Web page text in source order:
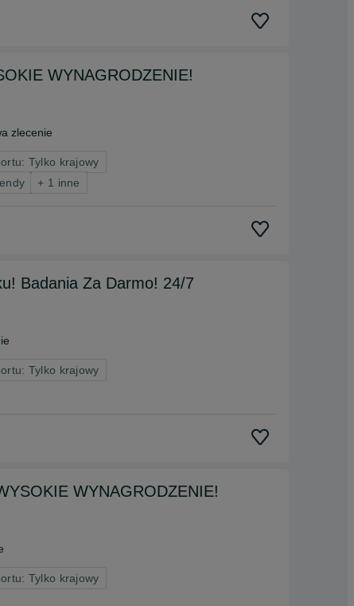
WYNAGRODZENIE!
zlecenie
Tylko krajowy
+ 1 inne
Badania Za Darmo! 24/7
Tylko krajowy
WYNAGRODZENIE!
Tylko krajowy